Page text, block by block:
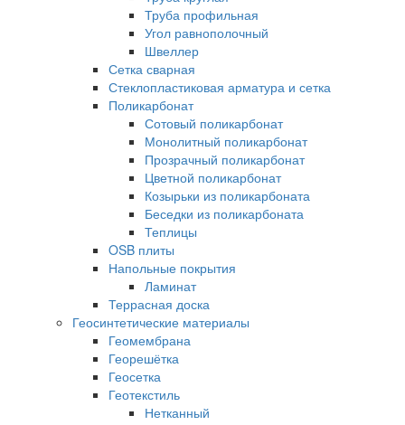
Труба профильная
Угол равнополочный
Швеллер
Сетка сварная
Стеклопластиковая арматура и сетка
Поликарбонат
Сотовый поликарбонат
Монолитный поликарбонат
Прозрачный поликарбонат
Цветной поликарбонат
Козырьки из поликарбоната
Беседки из поликарбоната
Теплицы
OSB плиты
Напольные покрытия
Ламинат
Террасная доска
Геосинтетические материалы
Геомембрана
Георешётка
Геосетка
Геотекстиль
Нетканный